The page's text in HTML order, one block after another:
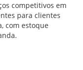
competitivos em
para clientes
com estoque